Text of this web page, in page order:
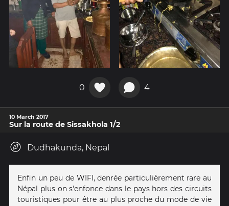
0 4
10 March 2017
Sur la route de Sissakhola 1/2
Dudhakunda, Nepal
Enfin un peu de WIFI, denrée particulièrement rare au
Népal plus on s'enfonce dans le pays hors des circuits
touristiques pour être au plus proche du mode de vie